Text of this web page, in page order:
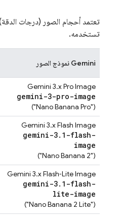
تعتمد أحجام الصور (درجات الدقة)
تستخدمه.
Gemini نموذج الصور
Gemini 3.x Pro Image
gemini-3-pro-image
("Nano Banana Pro")
Gemini 3.x Flash Image
gemini-3. 1-flash-
image
("Nano Banana 2")
Gemini 3.x Flash‑Lite Image
gemini-3. 1-flash-
lite-image
("Nano Banana 2 Lite")